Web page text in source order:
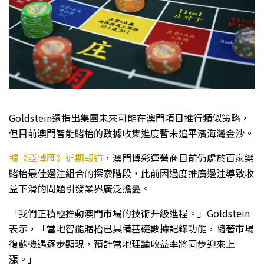
Goldstein還指出集團未來可能在澳門項目推行類似策略，
但目前澳門智能賭枱的數據收集進度暫未追平濱海灣金沙。
據《亞博匯》近期報道 ，澳門博彩運營商目前仍處於百家樂
賭枱最佳邊注組合的探索階段，此前因過度推廣邊注導致收
益下滑的問題引發業界廣泛擔憂。
「我們正積極推動澳門市場的技術升級進程。」Goldstein
表示，「當地智能賭枱已具備基礎數據記錄功能，隨著市場
復蘇機遇逐步顯現，預計當地理論收益率將同步迎來上
漲。」